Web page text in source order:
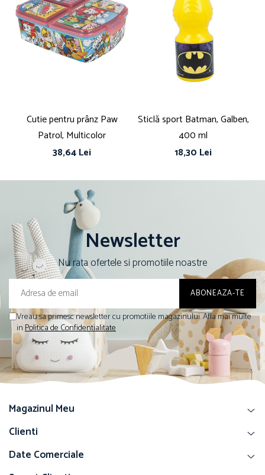
Cutie pentru prânz Paw
Patrol, Multicolor
38,64 Lei
Sticlă sport Batman, Galben,
400 ml
18,30 Lei
Newsletter
Nu rata ofertele si promotiile noastre
Vreau sa primesc newsletter cu promotiile magazinului. Afla mai multe
inPolitica de Confidentialitate
Magazinul Meu
Clienti
Date Comerciale